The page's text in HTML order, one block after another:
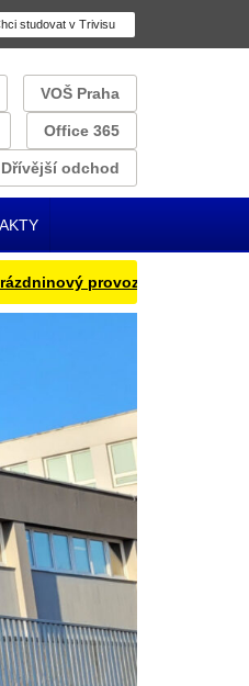
studovat v Trivisu
VOŠ Praha
Office 365
odchod
provoz Přihlašování